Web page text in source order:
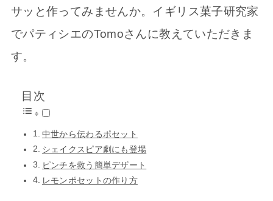
サッと作ってみませんか。イギリス菓子研究家
でパティシエのTomoさんに教えていただきま
す。
目次
中世から伝わるポセット
シェイクスピア劇にも登場
ピンチを救う簡単デザート
レモンポセットの作り方